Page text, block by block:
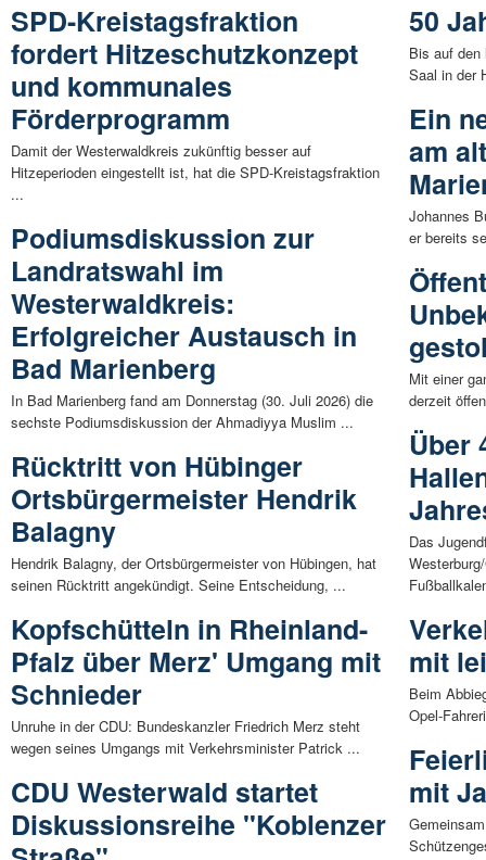
SPD-Kreistagsfraktion
fordert Hitzeschutzkonzept
und kommunales
Förderprogramm
Damit der Westerwaldkreis zukünftig besser auf
Hitzeperioden eingestellt ist, hat die SPD-Kreistagsfraktion
...
Podiumsdiskussion zur
Landratswahl im
Westerwaldkreis:
Erfolgreicher Austausch in
Bad Marienberg
In Bad Marienberg fand am Donnerstag (30. Juli 2026) die
sechste Podiumsdiskussion der Ahmadiyya Muslim ...
Rücktritt von Hübinger
Ortsbürgermeister Hendrik
Balagny
Hendrik Balagny, der Ortsbürgermeister von Hübingen, hat
seinen Rücktritt angekündigt. Seine Entscheidung, ...
Kopfschütteln in Rheinland-
Pfalz über Merz' Umgang mit
Schnieder
Unruhe in der CDU: Bundeskanzler Friedrich Merz steht
wegen seines Umgangs mit Verkehrsminister Patrick ...
CDU Westerwald startet
Diskussionsreihe "Koblenzer
50
Bis auf
Saal in der
Ein
am
Johannes
er bereits
Mit einer
derzeit
Über
Das
mit
Beim
Opel-
mit